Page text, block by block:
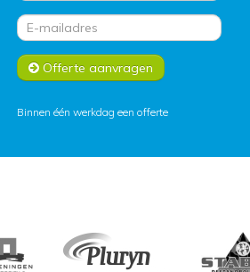
Offerte aanvragen
Binnen één werkdag een offerte